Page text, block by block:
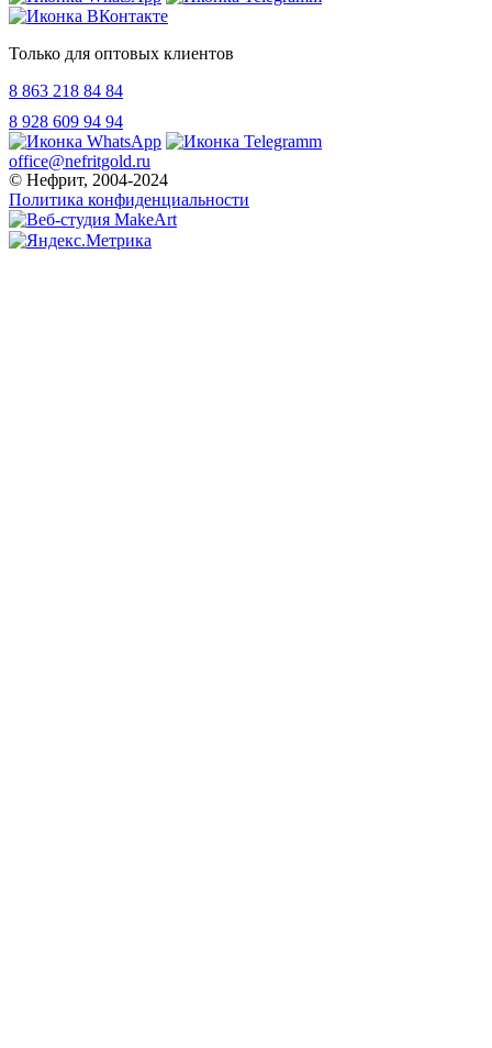
Только для оптовых клиентов
8 863 218 84 84
8 928 609 94 94
office@nefritgold.ru
© Нефрит, 2004-2024
Политика конфиденциальности